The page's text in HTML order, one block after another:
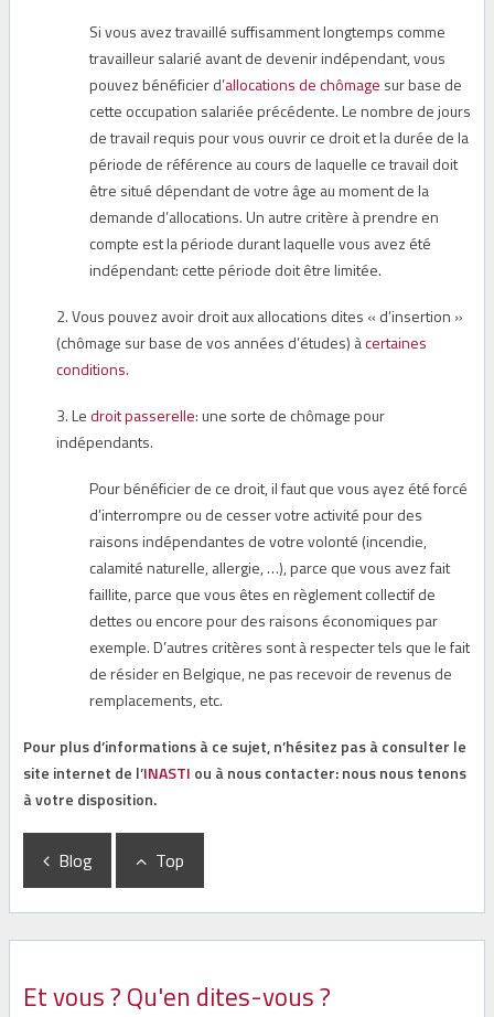
Si vous avez travaillé suffisamment longtemps comme
travailleur salarié avant de devenir indépendant, vous
pouvez bénéficier d’allocations de chômage sur base de
cette occupation salariée précédente. Le nombre de jours
de travail requis pour vous ouvrir ce droit et la durée de la
période de référence au cours de laquelle ce travail doit
être situé dépendant de votre âge au moment de la
demande d’allocations. Un autre critère à prendre en
compte est la période durant laquelle vous avez été
indépendant: cette période doit être limitée.
2. Vous pouvez avoir droit aux allocations dites « d’insertion »
(chômage sur base de vos années d’études) àcertaines
conditions.
3. Ledroit passerelle: une sorte de chômage pour
indépendants.
Pour bénéficier de ce droit, il faut que vous ayez été forcé
d’interrompre ou de cesser votre activité pour des
raisons indépendantes de votre volonté (incendie,
calamité naturelle, allergie, …), parce que vous avez fait
faillite, parce que vous êtes en règlement collectif de
dettes ou encore pour des raisons économiques par
exemple. D’autres critères sont à respecter tels que le fait
de résider en Belgique, ne pas recevoir de revenus de
remplacements, etc.
Pour plus d’informations à ce sujet, n’hésitez pas à consulter le
site internet de l’INASTI ou à nous contacter: nous nous tenons
à votre disposition.
Blog Top
Et vous ? Qu'en dites-vous ?